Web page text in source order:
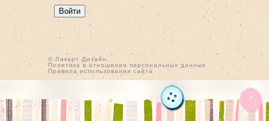
© Лакарт Дизайн
Политика в отношении персональных данных
Правила использования сайта